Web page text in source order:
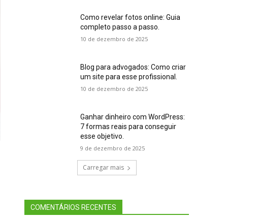
Como revelar fotos online: Guia
completo passo a passo.
10 de dezembro de 2025
Blog para advogados: Como criar
um site para esse profissional.
10 de dezembro de 2025
Ganhar dinheiro com WordPress:
7 formas reais para conseguir
esse objetivo.
9 de dezembro de 2025
Carregar mais
COMENTÁRIOS RECENTES